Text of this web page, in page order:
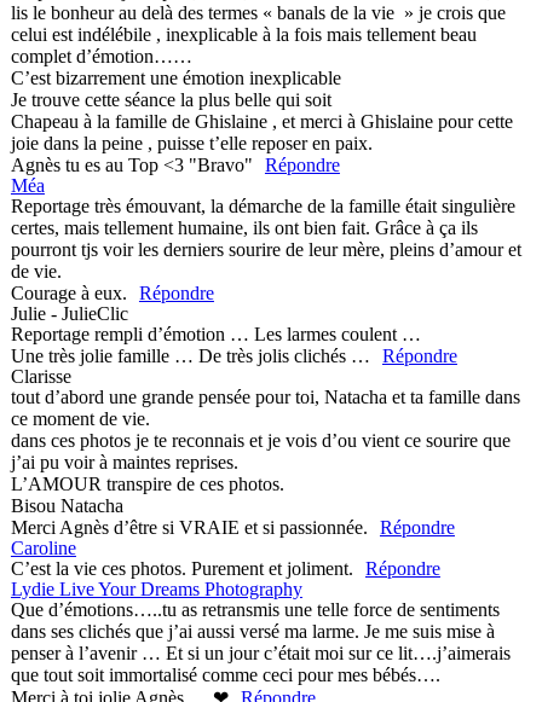
lis le bonheur au delà des termes « banals de la vie » je crois que
celui est indélébile , inexplicable à la fois mais tellement beau
complet d’émotion……
C’est bizarrement une émotion inexplicable
Je trouve cette séance la plus belle qui soit
Chapeau à la famille de Ghislaine , et merci à Ghislaine pour cette
joie dans la peine , puisse t’elle reposer en paix.
Agnès tu es au Top <3 "Bravo"
Répondre
Méa
Reportage très émouvant, la démarche de la famille était singulière
certes, mais tellement humaine, ils ont bien fait. Grâce à ça ils
pourront tjs voir les derniers sourire de leur mère, pleins d’amour et
de vie.
Courage à eux.
Répondre
Julie - JulieClic
Reportage rempli d’émotion … Les larmes coulent …
Une très jolie famille … De très jolis clichés …
Répondre
Clarisse
tout d’abord une grande pensée pour toi, Natacha et ta famille dans
ce moment de vie.
dans ces photos je te reconnais et je vois d’ou vient ce sourire que
j’ai pu voir à maintes reprises.
L’AMOUR transpire de ces photos.
Bisou Natacha
Merci Agnès d’être si VRAIE et si passionnée.
Répondre
Caroline
C’est la vie ces photos. Purement et joliment.
Répondre
Lydie Live Your Dreams Photography
Que d’émotions…..tu as retransmis une telle force de sentiments
dans ses clichés que j’ai aussi versé ma larme. Je me suis mise à
penser à l’avenir … Et si un jour c’était moi sur ce lit….j’aimerais
que tout soit immortalisé comme ceci pour mes bébés….
Merci à toi jolie Agnès ….❤ Répondre